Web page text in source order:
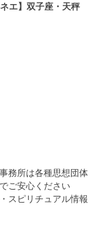
エ】双子座・天秤
務所は各種思想団体
ご安心ください
スピリチュアル情報